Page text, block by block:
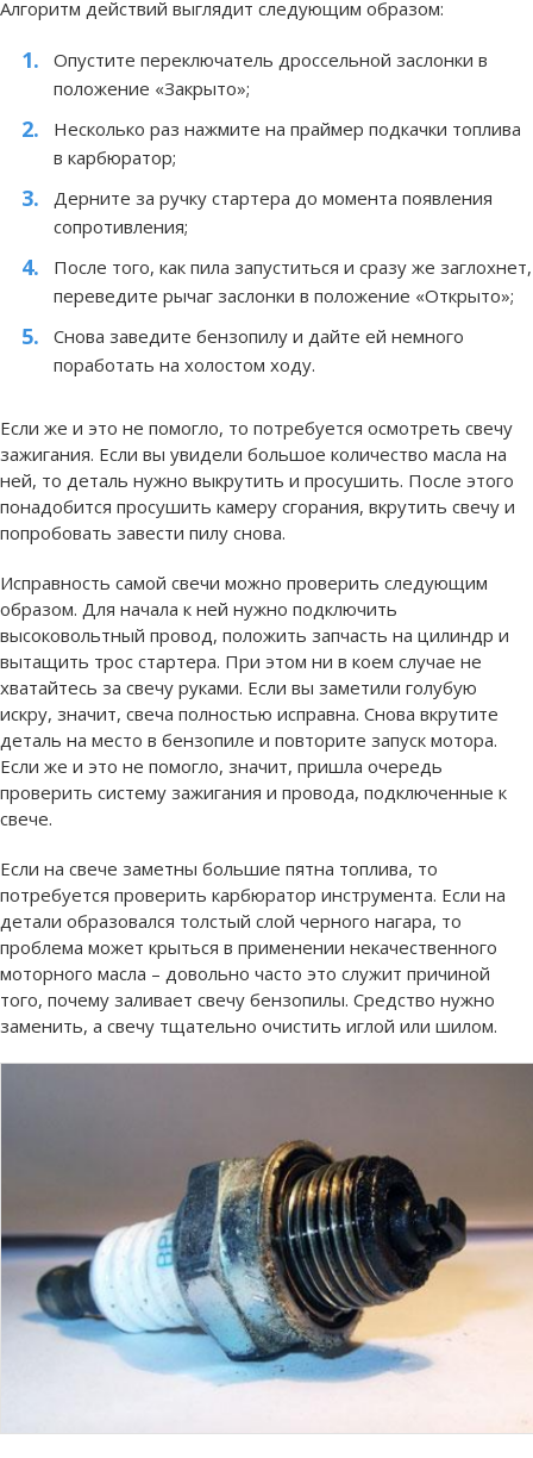
Алгоритм действий выглядит следующим образом:
Опустите переключатель дроссельной заслонки в
положение «Закрыто»;
Несколько раз нажмите на праймер подкачки топлива
в карбюратор;
Дерните за ручку стартера до момента появления
сопротивления;
После того, как пила запуститься и сразу же заглохнет,
переведите рычаг заслонки в положение «Открыто»;
Снова заведите бензопилу и дайте ей немного
поработать на холостом ходу.
Если же и это не помогло, то потребуется осмотреть свечу
зажигания. Если вы увидели большое количество масла на
ней, то деталь нужно выкрутить и просушить. После этого
понадобится просушить камеру сгорания, вкрутить свечу и
попробовать завести пилу снова.
Исправность самой свечи можно проверить следующим
образом. Для начала к ней нужно подключить
высоковольтный провод, положить запчасть на цилиндр и
вытащить трос стартера. При этом ни в коем случае не
хватайтесь за свечу руками. Если вы заметили голубую
искру, значит, свеча полностью исправна. Снова вкрутите
деталь на место в бензопиле и повторите запуск мотора.
Если же и это не помогло, значит, пришла очередь
проверить систему зажигания и провода, подключенные к
свече.
Если на свече заметны большие пятна топлива, то
потребуется проверить карбюратор инструмента. Если на
детали образовался толстый слой черного нагара, то
проблема может крыться в применении некачественного
моторного масла – довольно часто это служит причиной
того, почему заливает свечу бензопилы. Средство нужно
заменить, а свечу тщательно очистить иглой или шилом.